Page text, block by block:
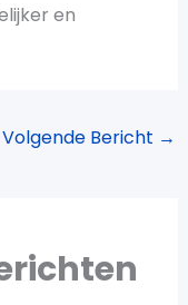
en
Volgende Bericht →